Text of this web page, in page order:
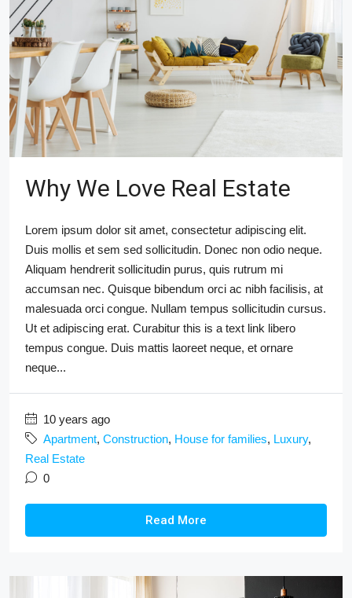
Why We Love Real Estate
Lorem ipsum dolor sit amet, consectetur adipiscing elit.
Duis mollis et sem sed sollicitudin. Donec non odio neque.
Aliquam hendrerit sollicitudin purus, quis rutrum mi
accumsan nec. Quisque bibendum orci ac nibh facilisis, at
malesuada orci congue. Nullam tempus sollicitudin cursus.
Ut et adipiscing erat. Curabitur this is a text link libero
tempus congue. Duis mattis laoreet neque, et ornare
neque...
10 years ago
Apartment, Construction, House for families, Luxury,
Real Estate
0
Read More